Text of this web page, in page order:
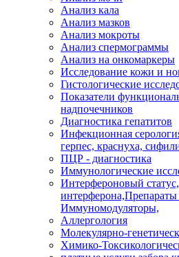
Анализ кала
Анализ мазков
Анализ мокроты
Анализ спермограммы
Анализ на онкомаркеры
Исследование кожи и
Гистологические
Показатели
надпочечников
Диагностика гепатитов
Инфекционная
герпес, краснуха,
ПЦР - диагностика
Иммунологические
Интерфероновый
интерферона,Препараты
Иммуномодуляторы,
Аллергология
Молекулярно-
Химико-